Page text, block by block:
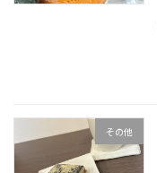
その他